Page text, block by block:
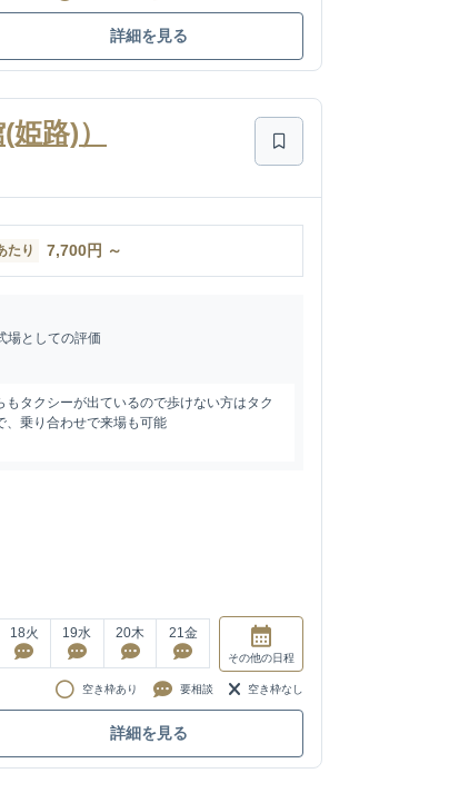
詳細を見る
路)）
たり 7,700円 ～
場としての評価
タクシーが出ているので歩けない方はタク
、乗り合わせで来場も可能
18火 19水 20木 21金
その他の日程
空き枠あり 要相談 空き枠なし
詳細を見る